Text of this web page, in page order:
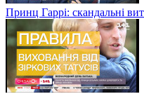
Принц Гаррі: скандальні